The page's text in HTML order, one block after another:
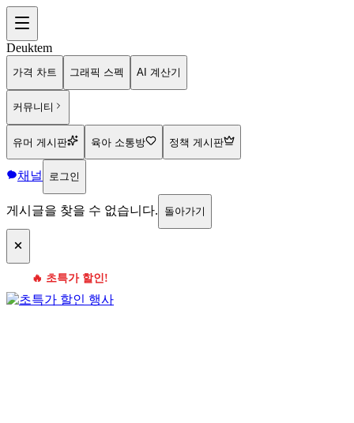
Deuktem
가격 차트 그래픽 스펙 AI 계산기
커뮤니티
유머 게시판 육아 소통방 정책 게시판
채널 로그인
게시글을 찾을 수 없습니다. 돌아가기
🔥 초특가 할인!